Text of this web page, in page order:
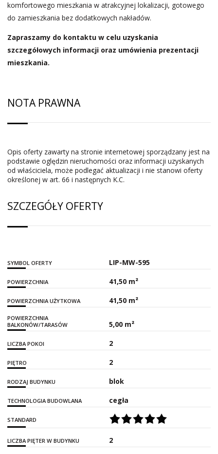
komfortowego mieszkania w atrakcyjnej lokalizacji, gotowego
do zamieszkania bez dodatkowych nakładów.
Zapraszamy do kontaktu w celu uzyskania
szczegółowych informacji oraz umówienia prezentacji
mieszkania.
NOTA PRAWNA
Opis oferty zawarty na stronie internetowej sporządzany jest na
podstawie oględzin nieruchomości oraz informacji uzyskanych
od właściciela, może podlegać aktualizacji i nie stanowi oferty
określonej w art. 66 i następnych K.C.
SZCZEGÓŁY OFERTY
SYMBOL OFERTY LIP-MW-595
POWIERZCHNIA 41,50 m²
POWIERZCHNIA UŻYTKOWA 41,50 m²
POWIERZCHNIA
BALKONÓW/TARASÓW
5,00 m²
LICZBA POKOI 2
PIĘTRO 2
RODZAJ BUDYNKU blok
TECHNOLOGIA BUDOWLANA cegła
STANDARD
LICZBA PIĘTER W BUDYNKU 2